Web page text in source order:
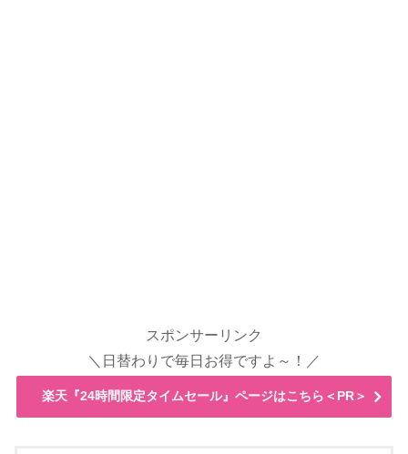
スポンサーリンク
＼日替わりで毎日お得ですよ～！／
楽天『24時間限定タイムセール』ページはこちら＜PR＞